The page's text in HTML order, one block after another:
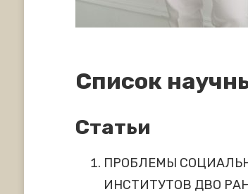
Список
Статьи
ПРОБЛЕМЫ
ИНСТИТУТОВ ДВО